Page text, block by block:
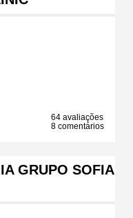
64 avaliações
8 comentários
GRUPO SOFIA